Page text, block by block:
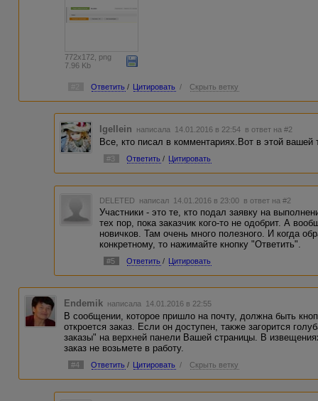
772x172, png
7.96 Kb
Ответить / Цитировать / Скрыть ветку
Igellein написала 14.01.2016 в 22:54 в ответ на #2
Все, кто писал в комментариях.Вот в этой вашей
#3 Ответить / Цитировать
DELETED написал 14.01.2016 в 23:00 в ответ на #2
Участники - это те, кто подал заявку на
тех пор, пока заказчик кого-то не одобрит. А
новичков. Там очень много полезного. И когда
конкретному, то нажимайте кнопку "Ответить".
#5 Ответить / Цитировать
Endemik написала 14.01.2016 в 22:55
В сообщении, которое пришло на почту, должна быть
откроется заказ. Если он доступен, также загорится
заказы" на верхней панели Вашей страницы. В
заказ не возьмете в работу.
#4 Ответить / Цитировать / Скрыть ветку